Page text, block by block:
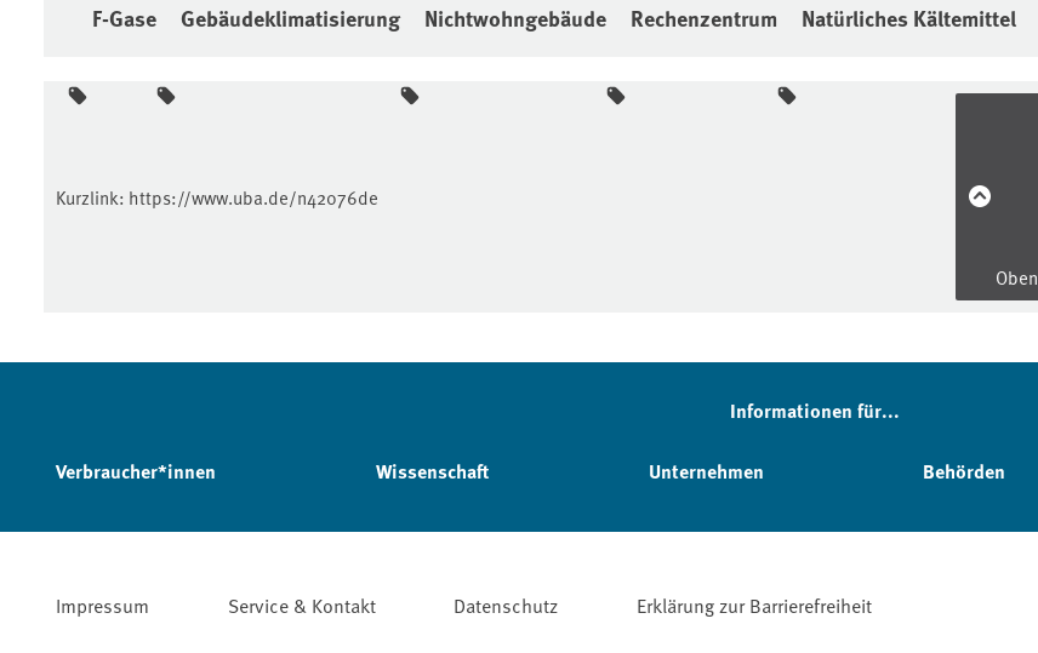
F-Gase Gebäudeklimatisierung Nichtwohngebäude Rechenzentrum Natürliches Kältemittel
Kurzlink: https://www.uba.de/n42076de
Oben
Informationen für...
Verbraucher*innen Wissenschaft Unternehmen Behörden
Impressum Service & Kontakt Datenschutz Erklärung zur Barrierefreiheit